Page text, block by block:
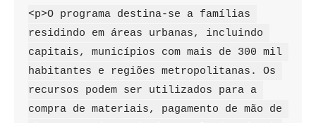
<p>O programa destina-se a famílias
residindo em áreas urbanas, incluindo
capitais, municípios com mais de 300 mil
habitantes e regiões metropolitanas. Os
recursos podem ser utilizados para a
compra de materiais, pagamento de mão de